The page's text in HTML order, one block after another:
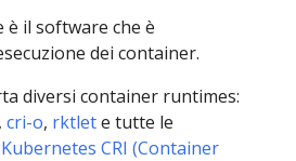
il software che è
dei container.
diversi container runtimes:
, cri-o, rktlete tutte le
Kubernetes CRI (Container